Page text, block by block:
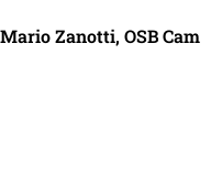
Mario Zanotti, OSB Cam